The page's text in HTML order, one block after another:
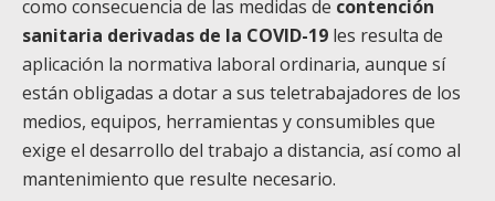
como consecuencia de las medidas de contención
sanitaria derivadas de la COVID-19 les resulta de
aplicación la normativa laboral ordinaria, aunque sí
están obligadas a dotar a sus teletrabajadores de los
medios, equipos, herramientas y consumibles que
exige el desarrollo del trabajo a distancia, así como al
mantenimiento que resulte necesario.